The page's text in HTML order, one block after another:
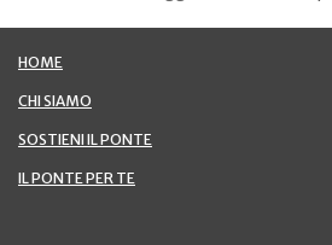
HOME
CHI SIAMO
SOSTIENI IL PONTE
IL PONTE PER TE